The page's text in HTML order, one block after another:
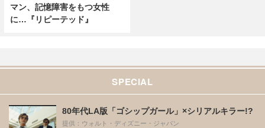
マン、記憶障害をもつ女性
に…『リピーテッド』
SPECIAL
80年代LA版「ゴシップガール」×シリアルキラー!?
提供：ウォルト・ディズニー・ジャパン